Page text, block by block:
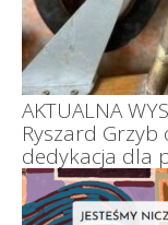
AKTUALNA
Ryszard Grzyb
dedykacja dla